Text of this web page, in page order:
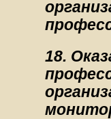
18.